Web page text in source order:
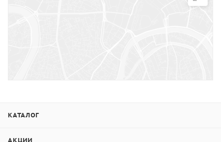
КАТАЛОГ
АКЦИИ